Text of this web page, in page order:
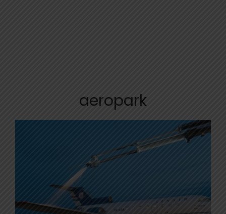
aeropark